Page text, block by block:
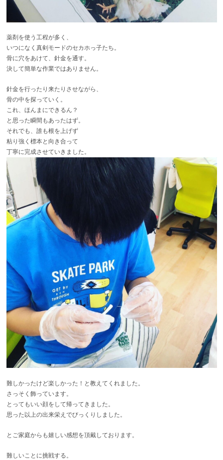
薬剤を使う工程が多く、
いつになく真剣モードのセカホっ子たち。
骨に穴をあけて、針金を通す。
決して簡単な作業ではありません。
針金を行ったり来たりさせながら、
骨の中を探っていく。
これ、ほんまにできるん？
と思った瞬間もあったはず。
それでも、誰も根を上げず
粘り強く標本と向き合って
丁寧に完成させていきました。
難しかったけど楽しかった！と教えてくれました。
さっそく飾っています。
とってもいい顔をして帰ってきました。
思った以上の出来栄えでびっくりしました。
とご家庭からも嬉しい感想を頂戴しております。
難しいことに挑戦する。